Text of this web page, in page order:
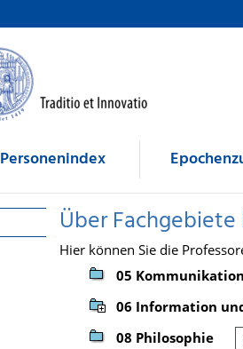
Personenindex
Über
Hier können Sie die
05
06 Information
08 Philosophie